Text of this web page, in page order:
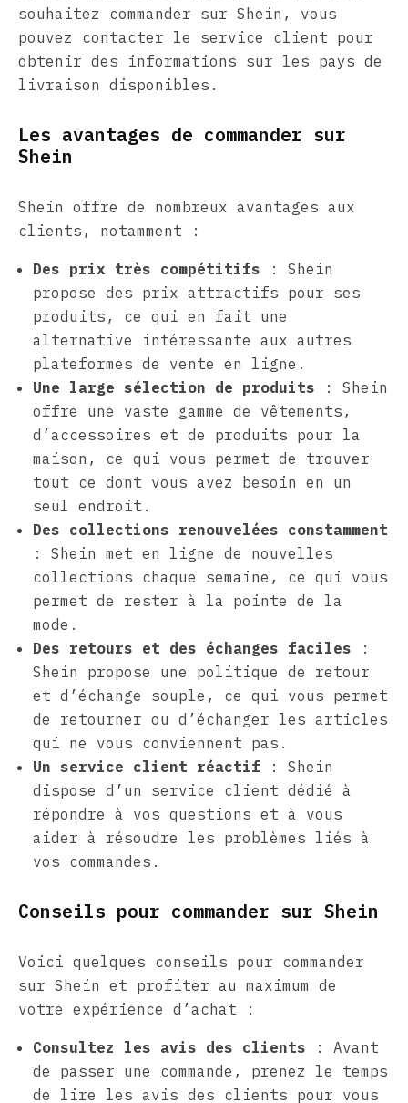
souhaitez commander sur Shein, vous
pouvez contacter le service client pour
obtenir des informations sur les pays de
livraison disponibles.
Les avantages de commander sur
Shein
Shein offre de nombreux avantages aux
clients, notamment :
Des prix très compétitifs : Shein
propose des prix attractifs pour ses
produits, ce qui en fait une
alternative intéressante aux autres
plateformes de vente en ligne.
Une large sélection de produits : Shein
offre une vaste gamme de vêtements,
d’accessoires et de produits pour la
maison, ce qui vous permet de trouver
tout ce dont vous avez besoin en un
seul endroit.
Des collections renouvelées constamment
: Shein met en ligne de nouvelles
collections chaque semaine, ce qui vous
permet de rester à la pointe de la
mode.
Des retours et des échanges faciles :
Shein propose une politique de retour
et d’échange souple, ce qui vous permet
de retourner ou d’échanger les articles
qui ne vous conviennent pas.
Un service client réactif : Shein
dispose d’un service client dédié à
répondre à vos questions et à vous
aider à résoudre les problèmes liés à
vos commandes.
Conseils pour commander sur Shein
Voici quelques conseils pour commander
sur Shein et profiter au maximum de
votre expérience d’achat :
Consultez les avis des clients : Avant
de passer une commande, prenez le temps
de lire les avis des clients pour vous